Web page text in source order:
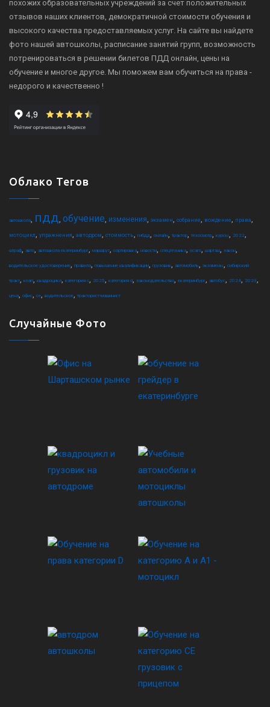
похожих образовательных учреждений за счет положительных
отзывов наших клиентов, демократичной стоимости обучения и
высокого качества предоставляемых услуг. На сайте вы найдете
фото нашей автошколы, расписание занятий групп, возможность
потренироваться в решении билетов ПДД онлайн, цены на
обучение и многое другое. Мы поможем вам обучиться на права -
недорого и качественно !
Облако Тегов
автошкола пдд обучение изменения экзамен собрание вождение права
мотоцикл упражнения автодром стоимость гибдд онлайн трактор техосмотр курсы 2022
штраф авто автошкола екатеринбург маршрут сортировка новости спецтехника осаго шарташ закон
водительское удостоверение правила повышение квалификации грузовик автомобиль экзамены сибирский
тракт коап квадроцикл категория c 2025 категория d законодательство екатеринбург автобус 2024 2023
цена офис ce водительское тракторист-машинист
Случайные Фото